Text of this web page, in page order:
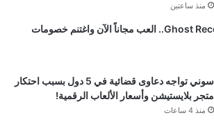
منذ ساعتين
أفضل وقت لعشاق Ghost Recon.. العب مجاناً الآن واغتنم خصومات
سوني تواجه دعاوى قضائية في 5 دول بسبب احتكار
متجر بلايستيشن وأسعار الألعاب الرقمية!
منذ 4 ساعات